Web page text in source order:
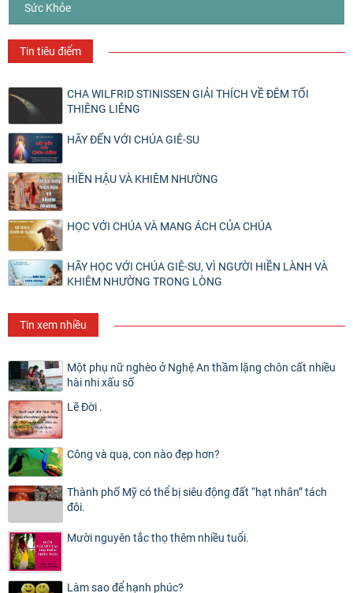
Sức Khỏe
Tin tiêu điểm
CHA WILFRID STINISSEN GIẢI THÍCH VỀ ĐÊM TỐI
THIÊNG LIÊNG
HÃY ĐẾN VỚI CHÚA GIÊ-SU
HIỀN HẬU VÀ KHIÊM NHƯỜNG
HỌC VỚI CHÚA VÀ MANG ÁCH CỦA CHÚA
HÃY HỌC VỚI CHÚA GIÊ-SU, VÌ NGƯỜI HIỀN LÀNH VÀ
KHIÊM NHƯỜNG TRONG LÒNG
Tin xem nhiều
Một phụ nữ nghèo ở Nghệ An thầm lặng chôn cất nhiều
hài nhi xấu số
Lẽ Đời .
Công và quạ, con nào đẹp hơn?
Thành phố Mỹ có thể bị siêu động đất “hạt nhân” tách
đôi.
Mười nguyên tắc thọ thêm nhiều tuổi.
Làm sao để hạnh phúc?